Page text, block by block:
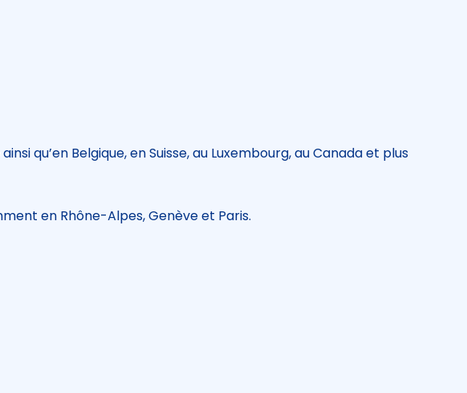
qu’en Belgique, en Suisse, au Luxembourg, au Canada et plus
en Rhône-Alpes, Genève et Paris.